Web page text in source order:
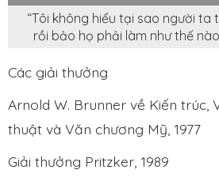
“Tôi không hiểu tại sao người ta
rồi bảo họ phải làm như thế
Các giải thưởng
Arnold W. Brunner về Kiến trúc,
thuật và Văn chương Mỹ, 1977
Giải thưởng Pritzker, 1989